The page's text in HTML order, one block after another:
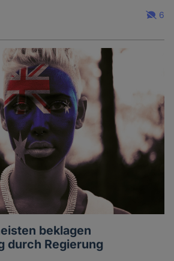
6
beklagen
durch Regierung